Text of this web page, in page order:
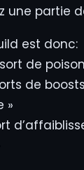
une partie
est donc:
de
de
»